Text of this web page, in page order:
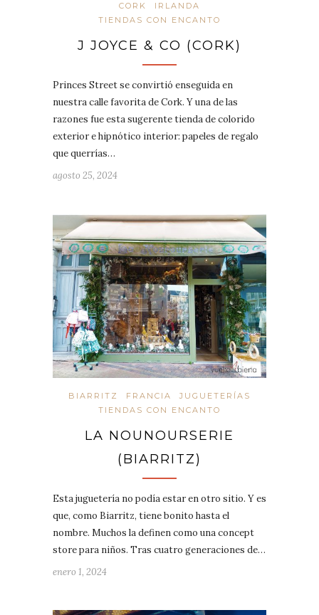
CORK
IRLANDA
TIENDAS CON ENCANTO
J JOYCE & CO (CORK)
Princes Street se convirtió enseguida en
nuestra calle favorita de Cork. Y una de las
razones fue esta sugerente tienda de colorido
exterior e hipnótico interior: papeles de regalo
que querrías…
agosto 25, 2024
BIARRITZ FRANCIA
JUGUETERÍAS
TIENDAS CON ENCANTO
LA NOUNOURSERIE
(BIARRITZ)
Esta juguetería no podía estar en otro sitio. Y es
que, como Biarritz, tiene bonito hasta el
nombre. Muchos la definen como una concept
store para niños. Tras cuatro generaciones de…
enero 1, 2024